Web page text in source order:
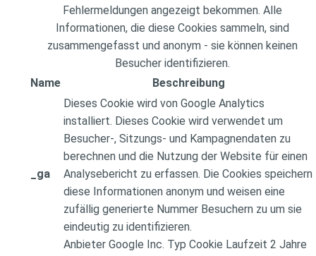
Fehlermeldungen angezeigt bekommen. Alle
Informationen, die diese Cookies sammeln, sind
zusammengefasst und anonym - sie können keinen
Besucher identifizieren.
Name
Beschreibung
_ga
Dieses Cookie wird von Google Analytics
installiert. Dieses Cookie wird verwendet um
Besucher-, Sitzungs- und Kampagnendaten zu
berechnen und die Nutzung der Website für einen
Analysebericht zu erfassen. Die Cookies speichern
diese Informationen anonym und weisen eine
zufällig generierte Nummer Besuchern zu um sie
eindeutig zu identifizieren.
Anbieter Google Inc. Typ Cookie Laufzeit 2 Jahre